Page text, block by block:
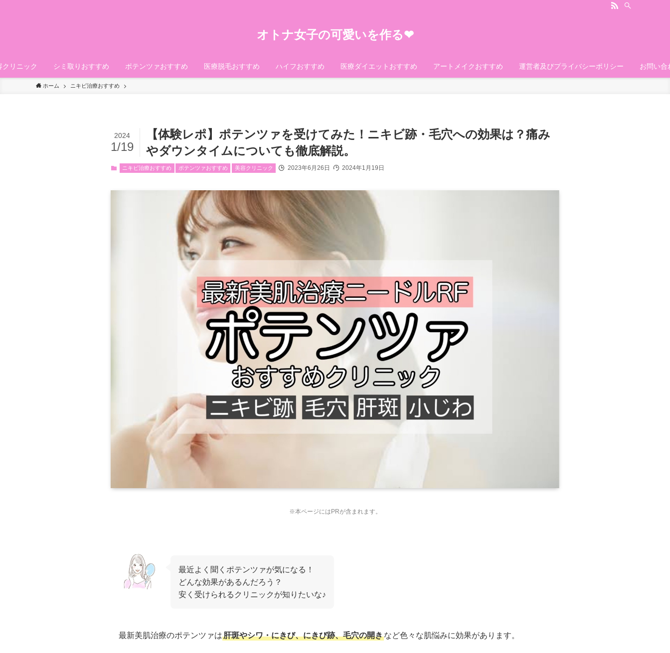
オトナ女子の可愛いを作る❤︎
クリニック シミ取りおすすめ ポテンツァおすすめ 医療脱毛おすすめ ハイフおすすめ 医療ダイエットおすすめ アートメイクおすすめ 運営者及びプライバシーポリシー お問い合
ホーム ニキビ治療おすすめ
【体験レポ】ポテンツァを受けてみた！ニキビ跡・毛穴への効果は？痛み
やダウンタイムについても徹底解説。
2024
1/19
ニキビ治療おすすめ ポテンツァおすすめ 美容クリニック 2023年6月26日 2024年1月19日
※本ページにはPRが含まれます。
最近よく聞くポテンツァが気になる！
どんな効果があるんだろう？
安く受けられるクリニックが知りたいな♪
最新美肌治療のポテンツァは肝斑やシワ・にきび、にきび跡、毛穴の開きなど色々な肌悩みに効果があります。